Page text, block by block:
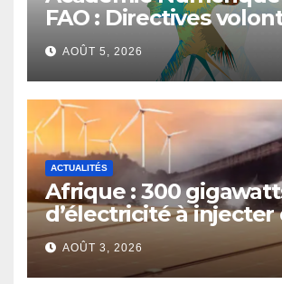
FAO : Directives
sur l’égalité des
l’autonomisation des
femmes et des filles
contexte de la
alimentaire et de la
AOÛT 5, 2026
ACTUALITÉS
Afrique : 300
d’électricité à injecter
2030
AOÛT 3, 2026